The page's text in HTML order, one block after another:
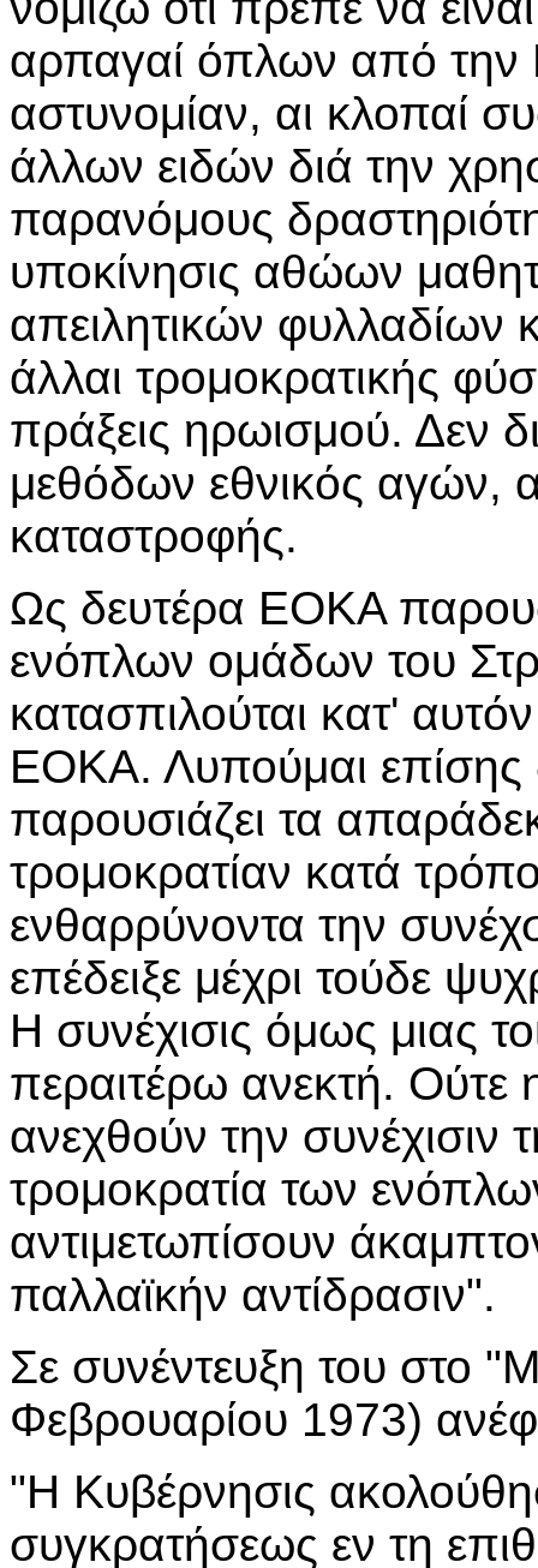
αρπαγαί όπλων από την
αστυνομίαν, αι κλοπαί
άλλων ειδών διά την
παρανόμους
υποκίνησις αθώων
απειλητικών φυλλαδίων
άλλαι τρομοκρατικής
πράξεις ηρωισμού. Δεν
μεθόδων εθνικός αγών,
καταστροφής.
Ως δευτέρα ΕΟΚΑ
ενόπλων ομάδων του
κατασπιλούται κατ'
ΕΟΚΑ. Λυπούμαι επίσης
παρουσιάζει τα
τρομοκρατίαν κατά
ενθαρρύνοντα την
επέδειξε μέχρι τούδε
Η συνέχισις όμως μιας
περαιτέρω ανεκτή. Ούτε
ανεχθούν την συνέχισιν
τρομοκρατία των
αντιμετωπίσουν
παλλαϊκήν αντίδρασιν".
Σε συνέντευξη του στο
Φεβρουαρίου 1973)
"Η Κυβέρνησις
συγκρατήσεως εν τη